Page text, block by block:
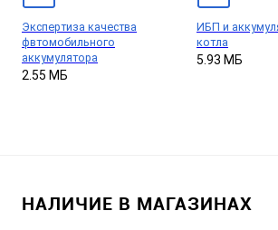
Экспертиза качества
фвтомобильного
аккумулятора
2.55 МБ
ИБП и
котла
5.93 МБ
НАЛИЧИЕ В МАГАЗИНАХ